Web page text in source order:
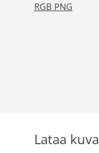
RGB PNG
Lataa kuva